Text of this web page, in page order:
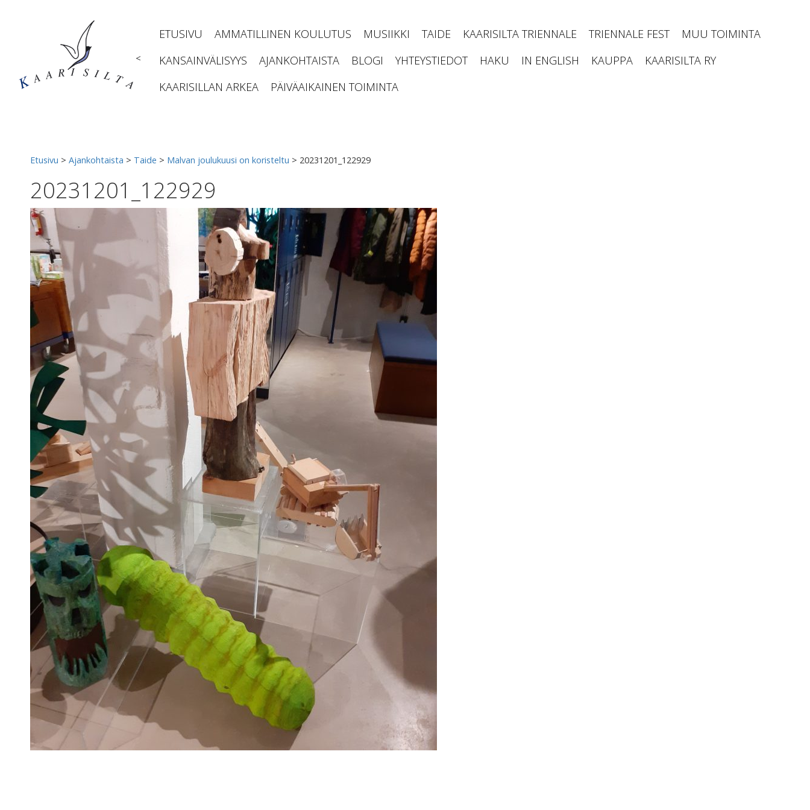
<
ETUSIVU AMMATILLINEN KOULUTUS MUSIIKKI TAIDE KAARISILTA TRIENNALE TRIENNALE FEST
MUU TOIMINTA
KANSAINVÄLISYYS
AJANKOHTAISTA BLOGI YHTEYSTIEDOT HAKU IN ENGLISH KAUPPA
KAARISILTA RY
KAARISILLAN ARKEA
PÄIVÄAIKAINEN TOIMINTA
Etusivu > Ajankohtaista > Taide > Malvan joulukuusi on koristeltu > 20231201_122929
20231201_122929